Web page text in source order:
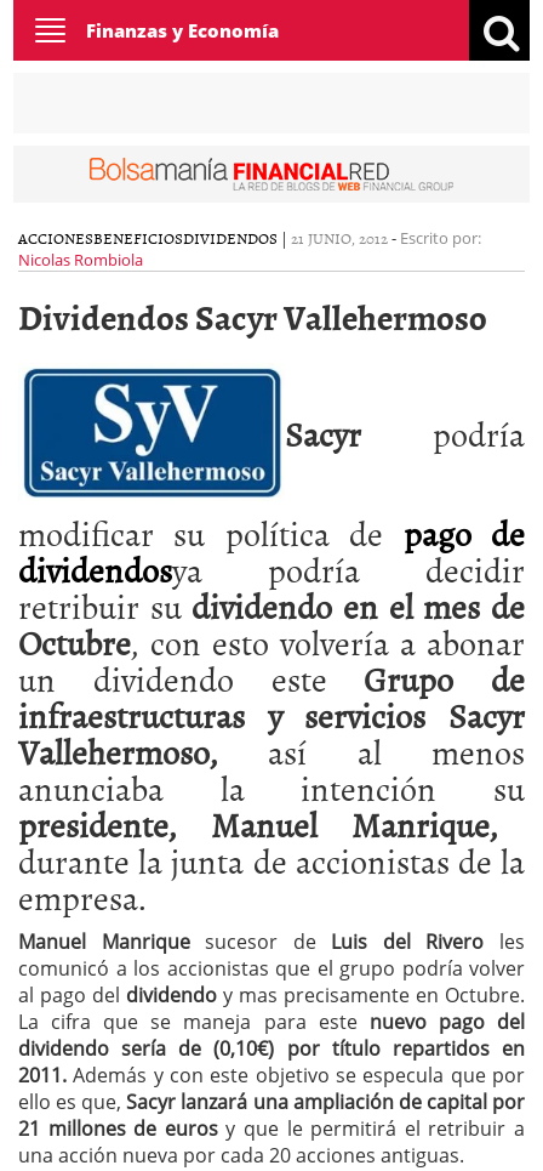
Toggle
navigation
Finanzas y Economía
ACCIONESBENEFICIOSDIVIDENDOS | 21 JUNIO, 2012- Escrito por:
Nicolas Rombiola
Dividendos Sacyr Vallehermoso
Sacyrpodría
modificar su política de pago de
dividendosya podría decidir
retribuir sudividendo en el mes de
Octubre, con esto volvería a abonar
un dividendo este Grupo de
infraestructuras y servicios Sacyr
Vallehermoso, así al menos
anunciaba la intención su
presidente, Manuel Manrique,
durante la junta de accionistas de la
empresa.
Manuel Manriquesucesor de Luis del Rivero les
comunicó a los accionistas que el grupo podría volver
al pago del dividendo y mas precisamente en Octubre.
La cifra que se maneja para este nuevo pago del
dividendo sería de (0,10€) por título repartidos en
2011. Además y con este objetivo se especula que por
ello es que, Sacyr lanzará una ampliación de capital por
21 millones de eurosy que le permitirá el retribuir a
una acción nueva por cada 20 acciones antiguas.